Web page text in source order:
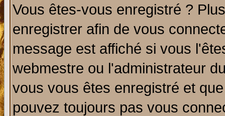
Vous êtes-vous enregistré ?
enregistrer afin de vous
message est affiché si vous
webmestre ou l'administrateur
vous vous êtes enregistré et
pouvez toujours pas vous